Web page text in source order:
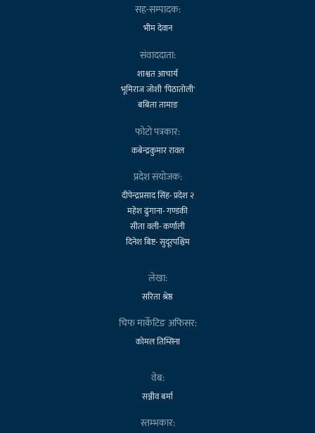
सह-सम्पादक:
भीम देवान
संवाददाता:
शाश्वत आचार्य
भूमिराज जोशी 'पिठातोली'
बबिता तामाङ
फोटो पत्रकार:
कबेन्द्रकुमार रावल
प्रदेश संयोजक:
दीपेन्द्रप्रसाद सिंह- प्रदेश २
महेश ढुंगाना- गण्डकी
सीता वली- कर्णाली
दिनेश बिष्ट- सुदूरपश्चिम
लेखा:
सरिता श्रेष्ठ
चिफ मार्केटिङ अफिसर:
कोमल तिम्सिना
वेब:
सञ्जीव बर्मा
स्तम्भकार: